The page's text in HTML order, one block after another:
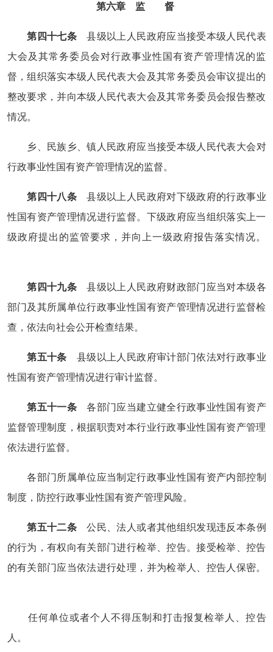
第六章 监 督
第四十七条 县级以上人民政府应当接受本级人民代表
大会及其常务委员会对行政事业性国有资产管理情况的监
督，组织落实本级人民代表大会及其常务委员会审议提出的
整改要求，并向本级人民代表大会及其常务委员会报告整改
情况。
乡、民族乡、镇人民政府应当接受本级人民代表大会对
行政事业性国有资产管理情况的监督。
第四十八条 县级以上人民政府对下级政府的行政事业
性国有资产管理情况进行监督。下级政府应当组织落实上一
级政府提出的监管要求，并向上一级政府报告落实情况。
第四十九条 县级以上人民政府财政部门应当对本级各
部门及其所属单位行政事业性国有资产管理情况进行监督检
查，依法向社会公开检查结果。
第五十条 县级以上人民政府审计部门依法对行政事业
性国有资产管理情况进行审计监督。
第五十一条 各部门应当建立健全行政事业性国有资产
监督管理制度，根据职责对本行业行政事业性国有资产管理
依法进行监督。
各部门所属单位应当制定行政事业性国有资产内部控制
制度，防控行政事业性国有资产管理风险。
第五十二条 公民、法人或者其他组织发现违反本条例
的行为，有权向有关部门进行检举、控告。接受检举、控告
的有关部门应当依法进行处理，并为检举人、控告人保密。
任何单位或者个人不得压制和打击报复检举人、控告
人。